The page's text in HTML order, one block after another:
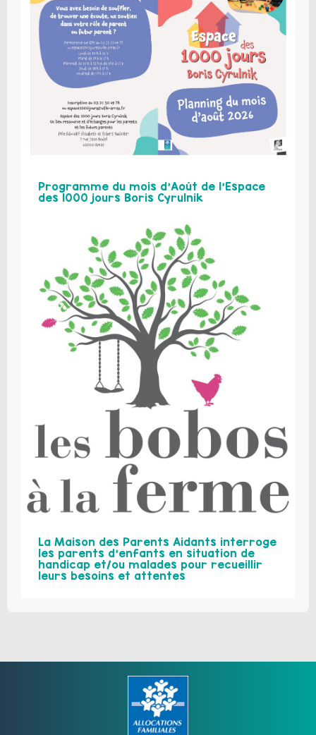
Programme du mois d’Août de l’Espace
des 1000 jours Boris Cyrulnik
La Maison des Parents Aidants interroge
les parents d’enfants en situation de
handicap et/ou malades pour recueillir
leurs besoins et attentes